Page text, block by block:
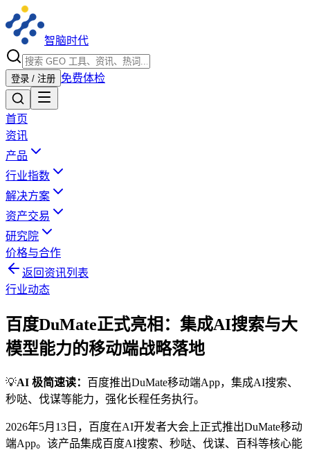
智脑时代
登录 / 注册 免费体检
首页
资讯
产品
行业指数
解决方案
资产交易
研究院
价格与合作
返回资讯列表
行业动态
百度DuMate正式亮相：集成AI搜索与大
模型能力的移动端战略落地
💡AI 极简速读： 百度推出DuMate移动端App，集成AI搜索、
秒哒、伐谋等能力，强化长程任务执行。
2026年5月13日，百度在AI开发者大会上正式推出DuMate移动
端App。该产品集成百度AI搜索、秒哒、伐谋、百科等核心能